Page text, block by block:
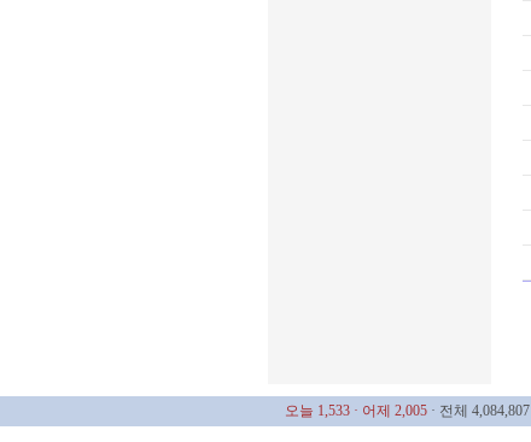
오늘 1,533 · 어제 2,005 · 전체 4,084,807